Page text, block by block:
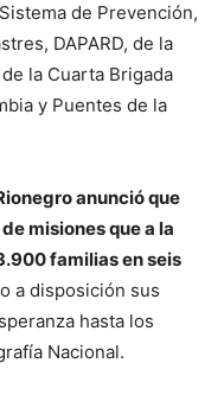
de Prevención,
DAPARD, de la
la Cuarta Brigada
y Puentes de la
anunció que
misiones que a la
familias en seis
a disposición sus
hasta los
Nacional.